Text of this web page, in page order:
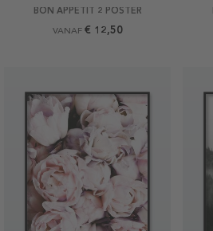
BON APPETIT 2 POSTER
VANAF € 12,50